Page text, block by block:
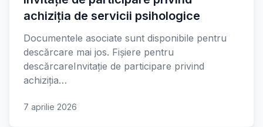
achiziția de servicii psihologice
Documentele asociate sunt disponibile pentru
descărcare mai jos. Fișiere pentru
descărcareInvitație de participare privind
achiziția…
7 aprilie 2026